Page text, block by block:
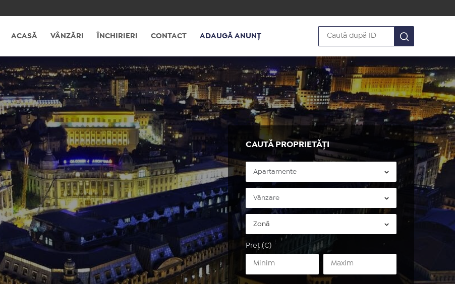
ACASĂ VÂNZĂRI ÎNCHIRIERI CONTACT ADAUGĂ ANUNȚ
CAUTĂ PROPRIETĂȚI
Preț (€)